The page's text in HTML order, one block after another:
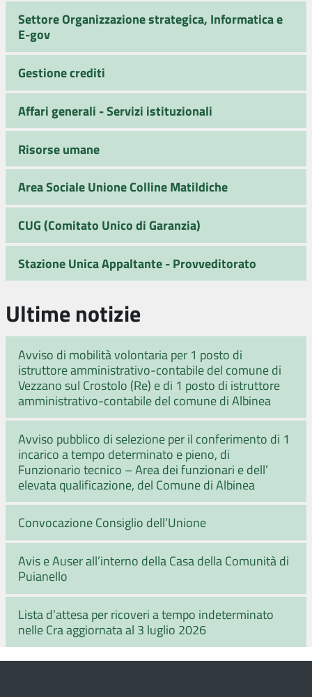
Settore Organizzazione strategica, Informatica e
E-gov
Gestione crediti
Affari generali - Servizi istituzionali
Risorse umane
Area Sociale Unione Colline Matildiche
CUG (Comitato Unico di Garanzia)
Stazione Unica Appaltante - Provveditorato
Ultime notizie
Avviso di mobilità volontaria per 1 posto di
istruttore amministrativo-contabile del comune di
Vezzano sul Crostolo (Re) e di 1 posto di istruttore
amministrativo-contabile del comune di Albinea
Avviso pubblico di selezione per il conferimento di 1
incarico a tempo determinato e pieno, di
Funzionario tecnico – Area dei funzionari e dell’
elevata qualificazione, del Comune di Albinea
Convocazione Consiglio dell’Unione
Avis e Auser all’interno della Casa della Comunità di
Puianello
Lista d’attesa per ricoveri a tempo indeterminato
nelle Cra aggiornata al 3 luglio 2026